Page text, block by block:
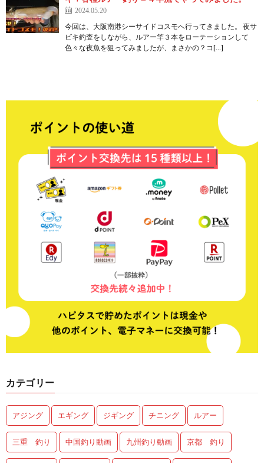
2024.05.20
今回は、大阪南港シーサイドコスモへ行ってきました。 夜サ
ビキ釣査をしながら、ルアー竿３本をローテーションして
色々な夜魚を狙ってみましたが、まさかの？コ[…]
カテゴリー
アジング エギング ジギング チニング ルアー
三重 釣り 中国釣り動画 九州釣り動画 京都 釣り